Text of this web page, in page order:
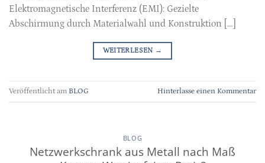
Elektromagnetische Interferenz (EMI): Gezielte
Abschirmung durch Materialwahl und Konstruktion […]
WEITERLESEN →
Veröffentlicht am BLOG Hinterlasse einen Kommentar
BLOG
Netzwerkschrank aus Metall nach Maß